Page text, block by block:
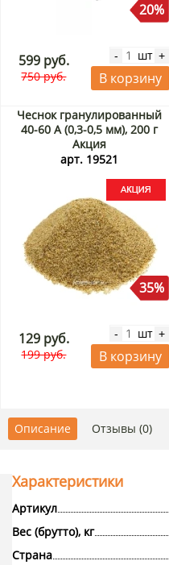
20%
599 руб.
750 руб.
- шт +
В корзину
Чеснок гранулированный
40-60 А (0,3-0,5 мм), 200 г
Акция
арт. 19521
35%
129 руб.
199 руб.
- шт +
В корзину
Описание Отзывы (0)
Характеристики
Артикул
Вес (брутто), кг
Страна